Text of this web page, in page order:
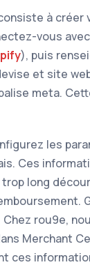
à
vous
), puis
et site
meta.
les
Ces
long
rou9e,
Merchant
ces